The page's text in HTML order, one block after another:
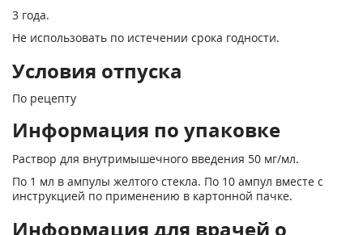
3 года.
Не использовать по истечении срока годности.
Условия отпуска
По рецепту
Информация по упаковке
Раствор для внутримышечного введения 50 мг/мл.
По 1 мл в ампулы желтого стекла. По 10 ампул вместе с
инструкцией по применению в картонной пачке.
Информация для врачей о